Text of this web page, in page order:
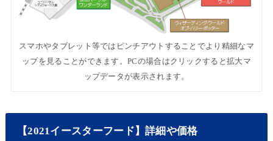
スマホやタブレット等ではピンチアウトすることでより精細なマ
ップを見ることができます。PCの場合はクリックすると拡大マ
ップデータが表示されます。
【2021イースターフード】詳細や価格